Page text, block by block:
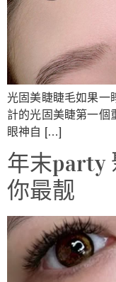
光固美睫睫毛如果一
計的光固美睫第一個
眼神自 […]
年末party
你最靓